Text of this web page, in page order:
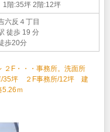
1階:35坪 2階:12坪
六反４丁目
徒歩 19 分
歩20分
２F・・・事務所。洗面所
/35坪 ２F事務所/12坪 建
ｍ